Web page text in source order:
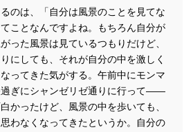
のは、「自分は風景のことを見てな
ことなんですよね。もちろん自分が
った風景は見ているつもりだけど、
にしても、それが自分の中を激しく
ってきた気がする。午前中にモンマ
過ぎにシャンゼリゼ通りに行って――
かったけど、風景の中を歩いても、
思わなくなってきたというか。自分の